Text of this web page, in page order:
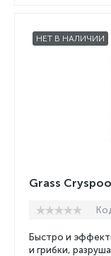
НЕТ В НАЛИЧИИ
Grass
Быстро и
и грибки,